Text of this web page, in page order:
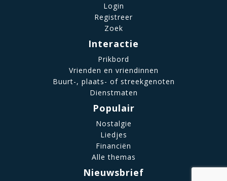
Login
Registreer
Zoek
Interactie
Prikbord
Vrienden en vriendinnen
Buurt-, plaats- of streekgenoten
Dienstmaten
Populair
Nostalgie
Liedjes
Financiën
Alle themas
Nieuwsbrief